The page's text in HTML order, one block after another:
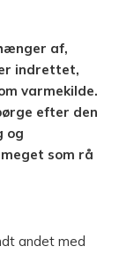
af,
indrettet,
varmekilde.
efter den
og
som rå
andet med